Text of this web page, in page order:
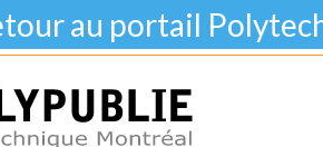
au portail